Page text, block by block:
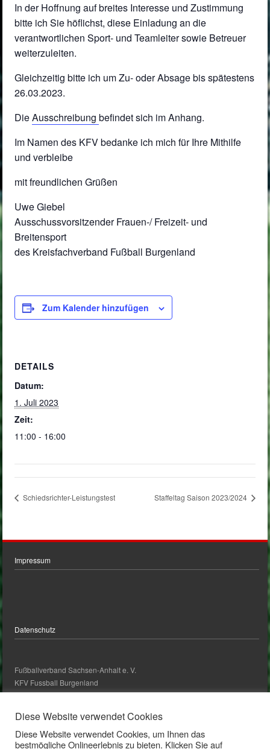
In der Hoffnung auf breites Interesse und Zustimmung
bitte ich Sie höflichst, diese Einladung an die
verantwortlichen Sport- und Teamleiter sowie Betreuer
weiterzuleiten.
Gleichzeitig bitte ich um Zu- oder Absage bis spätestens
26.03.2023.
DieAusschreibungbefindet sich im Anhang.
Im Namen des KFV bedanke ich mich für Ihre Mithilfe
und verbleibe
mit freundlichen Grüßen
Uwe Giebel
Ausschussvorsitzender Frauen-/ Freizeit- und
Breitensport
des Kreisfachverband Fußball Burgenland
Zum Kalender hinzufügen
DETAILS
Datum:
1. Juli 2023
Zeit:
11:00 - 16:00
Schiedsrichter-Leistungstest Staffeltag Saison 2023/2024
Impressum
Datenschutz
Fußballverband Sachsen-Anhalt e. V.
KFV Fussball Burgenland
kontakt@kfv-fussball-burgenland.de
Kontakt
Diese Website verwendet Cookies
Diese Website verwendet Cookies, um Ihnen das
bestmögliche Onlineerlebnis zu bieten. Klicken Sie auf